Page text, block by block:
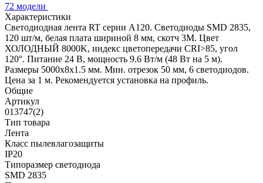
72 модели
Характеристики
Светодиодная лента RT серии A120. Светодиоды SMD 2835,
120 шт/м, белая плата шириной 8 мм, скотч 3M. Цвет
ХОЛОДНЫЙ 8000K, индекс цветопередачи CRI>85, угол
120°. Питание 24 В, мощность 9.6 Вт/м (48 Вт на 5 м).
Размеры 5000x8x1.5 мм. Мин. отрезок 50 мм, 6 светодиодов.
Цена за 1 м. Рекомендуется установка на профиль.
Общие
Артикул
013747(2)
Тип товара
Лента
Класс пылевлагозащиты
IP20
Типоразмер светодиода
SMD 2835